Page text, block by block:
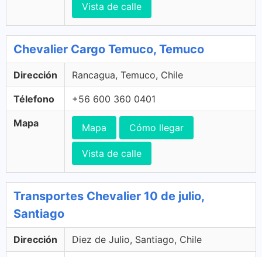
Vista de calle
Chevalier Cargo Temuco, Temuco
Dirección Rancagua, Temuco, Chile
Télefono +56 600 360 0401
Mapa Mapa Cómo llegar
Vista de calle
Transportes Chevalier 10 de julio,
Santiago
Dirección Diez de Julio, Santiago, Chile